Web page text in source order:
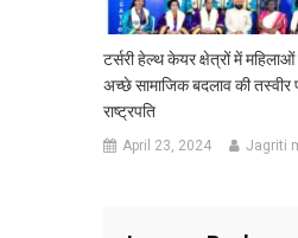
टर्सरी हेल्थ केयर क्षेत्रों में महिलाओं
अच्छे सामाजिक बदलाव की
राष्ट्रपति
April 23, 2024 Jagriti